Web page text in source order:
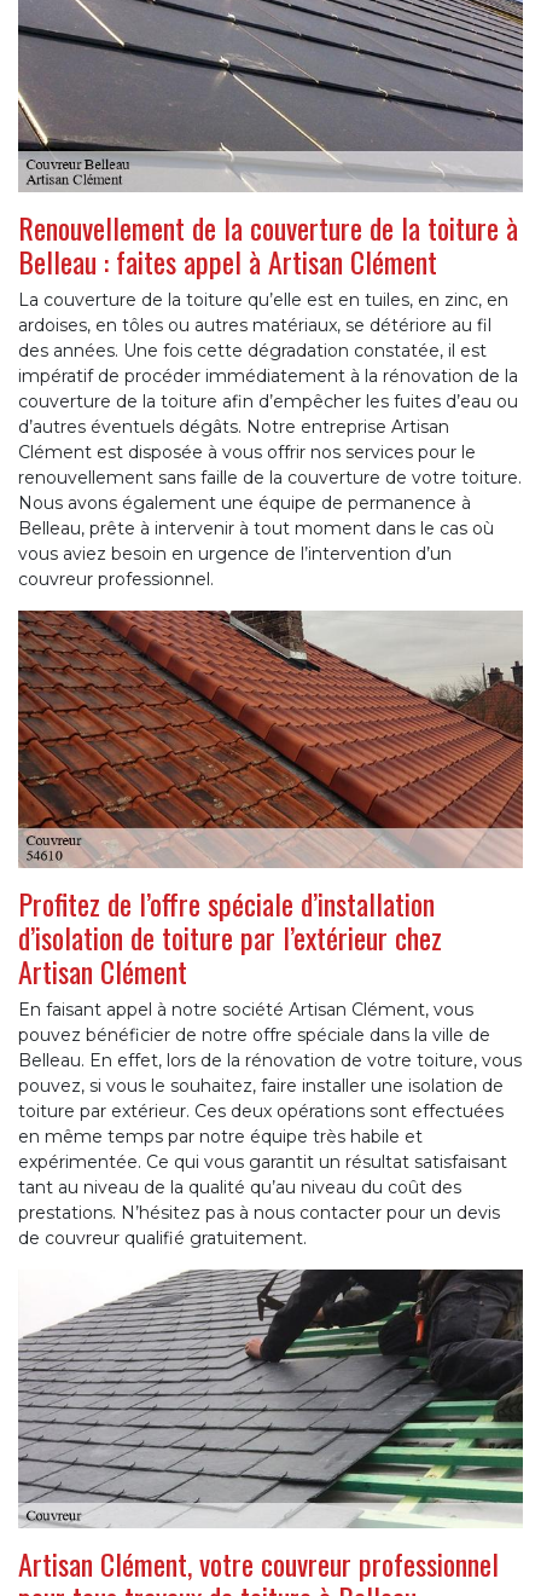
Renouvellement de la couverture de la toiture à
Belleau : faites appel à Artisan Clément
La couverture de la toiture qu’elle est en tuiles, en zinc, en
ardoises, en tôles ou autres matériaux, se détériore au fil
des années. Une fois cette dégradation constatée, il est
impératif de procéder immédiatement à la rénovation de la
couverture de la toiture afin d’empêcher les fuites d’eau ou
d’autres éventuels dégâts. Notre entreprise Artisan
Clément est disposée à vous offrir nos services pour le
renouvellement sans faille de la couverture de votre toiture.
Nous avons également une équipe de permanence à
Belleau, prête à intervenir à tout moment dans le cas où
vous aviez besoin en urgence de l’intervention d’un
couvreur professionnel.
Profitez de l’offre spéciale d’installation
d’isolation de toiture par l’extérieur chez
Artisan Clément
En faisant appel à notre société Artisan Clément, vous
pouvez bénéficier de notre offre spéciale dans la ville de
Belleau. En effet, lors de la rénovation de votre toiture, vous
pouvez, si vous le souhaitez, faire installer une isolation de
toiture par extérieur. Ces deux opérations sont effectuées
en même temps par notre équipe très habile et
expérimentée. Ce qui vous garantit un résultat satisfaisant
tant au niveau de la qualité qu’au niveau du coût des
prestations. N’hésitez pas à nous contacter pour un devis
de couvreur qualifié gratuitement.
Artisan Clément, votre couvreur professionnel